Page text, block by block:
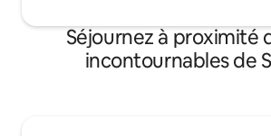
meilleures boutiques du centre avec
toutes les marques de haute couture,
de nombreux restaurants; Vignobles,
Séjournez à proximité
incontournables de